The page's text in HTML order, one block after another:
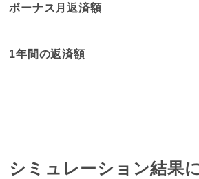
ボーナス月返済額
1年間の返済額
シミュレーション結果